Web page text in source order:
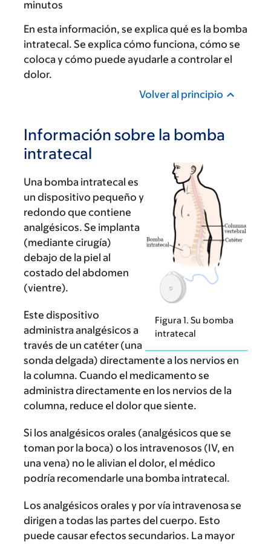
minutos
En esta información, se explica qué es la bomba
intratecal. Se explica cómo funciona, cómo se
coloca y cómo puede ayudarle a controlar el
dolor.
Volver al principio
Información sobre la bomba
intratecal
Figura 1. Su bomba
intratecal
Una bomba intratecal es
un dispositivo pequeño y
redondo que contiene
analgésicos. Se implanta
(mediante cirugía)
debajo de la piel al
costado del abdomen
(vientre).
Este dispositivo
administra analgésicos a
través de un catéter (una
sonda delgada) directamente a los nervios en
la columna. Cuando el medicamento se
administra directamente en los nervios de la
columna, reduce el dolor que siente.
Si los analgésicos orales (analgésicos que se
toman por la boca) o los intravenosos (IV, en
una vena) no le alivian el dolor, el médico
podría recomendarle una bomba intratecal.
Los analgésicos orales y por vía intravenosa se
dirigen a todas las partes del cuerpo. Esto
puede causar efectos secundarios. La mayor